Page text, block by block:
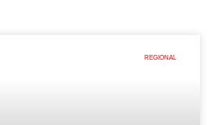
REGIONAL